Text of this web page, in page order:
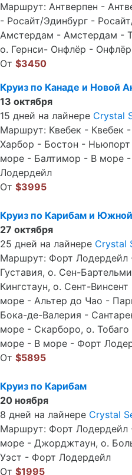
Маршрут: Антверпен -
- Росайт/Эдинбург -
Амстердам - Амстердам -
о. Гернси- Онфлёр -
От $3450
Круиз по Канаде и Новой
13 октября
15 дней на лайнере Crystal
Маршрут: Квебек -
Харбор - Бостон -
море - Балтимор - В море
Лодердейл
От $3995
Круиз по Карибам и
27 октября
25 дней на лайнере Crystal
Маршрут: Форт
Густавия, о. Сен-
Кингстаун, о. Сент-
море - Альтер до Чао -
Бока-де-Валерия -
море - Скарборо, о.
море - В море - Форт
От $5895
Круиз по Карибам
20 ноября
8 дней на лайнере Crystal
Маршрут: Форт Лодердейл
море - Джорджтаун, о.
Уэст - Форт Лодердейл
От $1995